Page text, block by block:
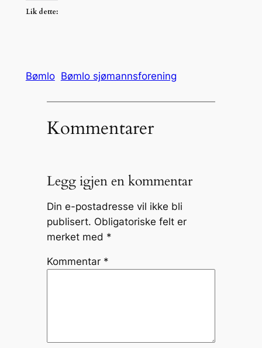
Lik dette:
Bømlo Bømlo sjømannsforening
Kommentarer
Legg igjen en kommentar
Din e-postadresse vil ikke bli
publisert. Obligatoriske felt er
merket med *
Kommentar *